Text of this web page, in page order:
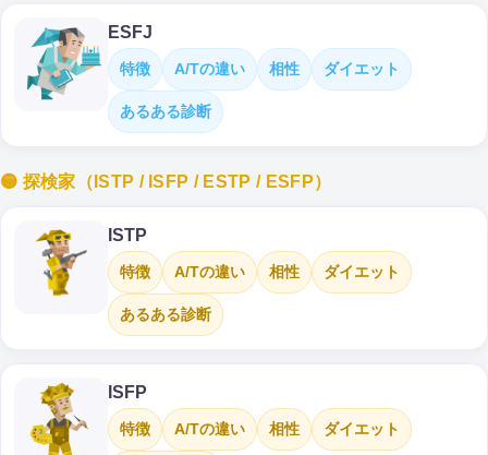
ESFJ
特徴 A/Tの違い 相性 ダイエット
あるある診断
🟡 探検家（ISTP / ISFP / ESTP / ESFP）
ISTP
特徴 A/Tの違い 相性 ダイエット
あるある診断
ISFP
特徴 A/Tの違い 相性 ダイエット